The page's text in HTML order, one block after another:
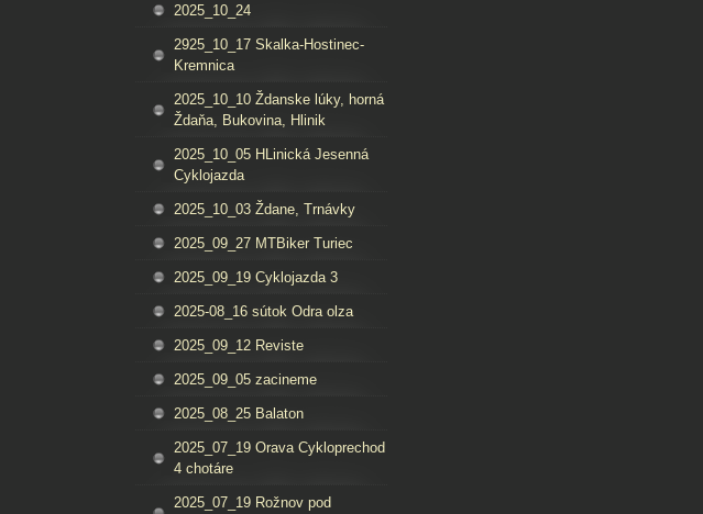
2025_10_24
2925_10_17 Skalka-Hostinec-
Kremnica
2025_10_10 Ždanske lúky, horná
Ždaňa, Bukovina, Hlinik
2025_10_05 HLinická Jesenná
Cyklojazda
2025_10_03 Ždane, Trnávky
2025_09_27 MTBiker Turiec
2025_09_19 Cyklojazda 3
2025-08_16 sútok Odra olza
2025_09_12 Reviste
2025_09_05 zacineme
2025_08_25 Balaton
2025_07_19 Orava Cykloprechod
4 chotáre
2025_07_19 Rožnov pod